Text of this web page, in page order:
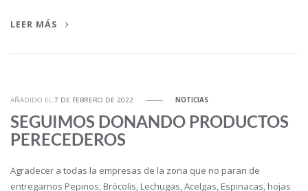
LEER MÁS
AÑADIDO EL7 DE FEBRERO DE 2022 NOTICIAS
SEGUIMOS DONANDO PRODUCTOS
PERECEDEROS
Agradecer a todas la empresas de la zona que no paran de
entregarnos Pepinos, Brócolis, Lechugas, Acelgas, Espinacas, hojas